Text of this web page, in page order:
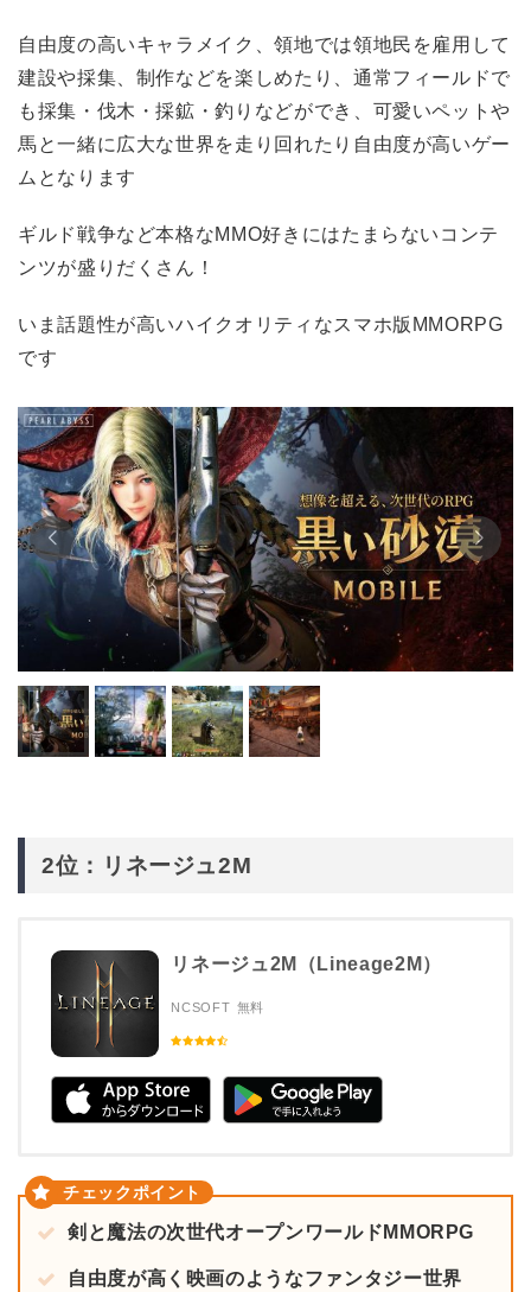
自由度の高いキャラメイク、領地では領地民を雇用して
建設や採集、制作などを楽しめたり、通常フィールドで
も採集・伐木・採鉱・釣りなどができ、可愛いペットや
馬と一緒に広大な世界を走り回れたり自由度が高いゲー
ムとなります
ギルド戦争など本格なMMO好きにはたまらないコンテ
ンツが盛りだくさん！
いま話題性が高いハイクオリティなスマホ版MMORPG
です
2位：リネージュ2M
リネージュ2M（Lineage2M）
NCSOFT 無料
剣と魔法の次世代オープンワールドMMORPG
自由度が高く映画のようなファンタジー世界